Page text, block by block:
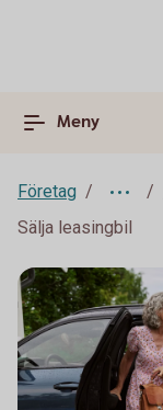
Meny
Företag
Sälja leasingbil